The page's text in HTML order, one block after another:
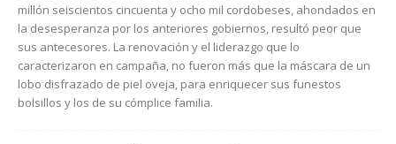
millón seiscientos cincuenta y ocho mil cordobeses, ahondados en
la desesperanza por los anteriores gobiernos, resultó peor que
sus antecesores. La renovación y el liderazgo que lo
caracterizaron en campaña, no fueron más que la máscara de un
lobo disfrazado de piel oveja, para enriquecer sus funestos
bolsillos y los de su cómplice familia.